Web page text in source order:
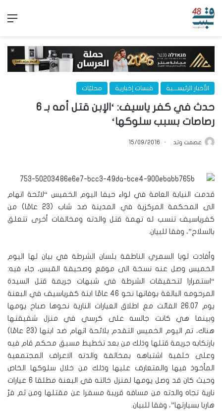
الأخبار الرئيســـية قبسات إخبارية محليّات
حدث في كفر ياسيف: ‘الإبن قتل أمه بـ 6
رصاصات بسبب سلوكها‘
عصمت وتد 15/09/2016
قدمت النيابة العامة في لواء حيفا اليوم الخميس “لائحة اتهام
الى المحكمة المركزية في المدينة ضد شاب (23 عامًا) من
كفرياسيف تنسب له تهمة قتل والدته ومخالفات أخرى تتعلق
بالسلاح”، وفقا للبيان.
وأفادت لوبا السمري الناطقة بلسان الشرطة في بيان لها اليوم
الخميس وصل عنه نسخة الى موقع وصحيفة القبس، جاء فيه:
“استمرارا لتحقيقات الشرطة في شبهات جريمة قتل السيدة
المرحومه البالغة بوفاتها نحو 46 عامًا ابنة كفرياسيف في البعنة
يوم 26.07 الفائت مع اطلاق العيارات النارية نحوها صباح يومها
وبينما هي كانت جالسه على كرسي في منزل شقيقتها
هناك، تم اليوم الخميس التقدم بلائحة اتهام ضد ابنها (23 عامًا)
بارتكابه جريمة قتلها وذلك من بعد تخطيط مسبق محكم قام فيه
وعلى خلفية اشتباهه بمخالفة والدته الاعراف المجتمعية
المأخوذ فيها والمتعارف عليها وذلك من خلال سلوكها الخاص
وحيث كان قد وصل يومها لمنزل خالته في البعنة مطلقا 6 عيارات
نارية تجاه والدته من مسافه قريبة مسفرا عن مقتلها ومن ثم فرّ
هاربا بسيارتها”، وفقا للبيان.